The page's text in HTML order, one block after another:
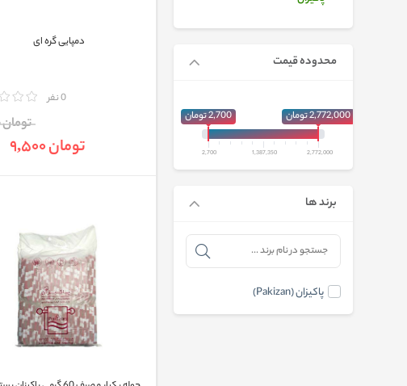
دمپایی گره ای
0 نفر
تومان 9,900
تومان 9,500
محدوده قیمت
2,700 تومان 2,772,000 تومان
2,700 1,387,350 2,772,000
برند ها
پاکیزان (Pakizan)